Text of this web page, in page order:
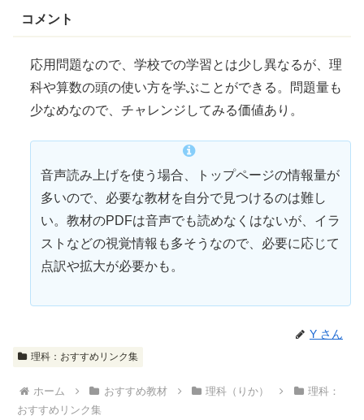
コメント
応用問題なので、学校での学習とは少し異なるが、理
科や算数の頭の使い方を学ぶことができる。問題量も
少なめなので、チャレンジしてみる価値あり。
音声読み上げを使う場合、トップページの情報量が
多いので、必要な教材を自分で見つけるのは難し
い。教材のPDFは音声でも読めなくはないが、イラ
ストなどの視覚情報も多そうなので、必要に応じて
点訳や拡大が必要かも。
Y さん
理科：おすすめリンク集
ホーム おすすめ教材 理科（りか）
理科：
おすすめリンク集